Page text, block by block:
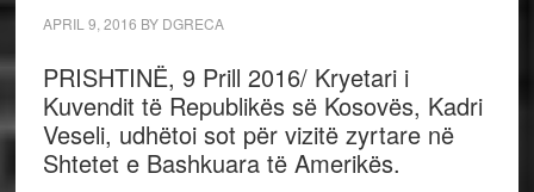
APRIL 9, 2016 BY DGRECA
PRISHTINË, 9 Prill 2016/ Kryetari i
Kuvendit të Republikës së Kosovës, Kadri
Veseli, udhëtoi sot për vizitë zyrtare në
Shtetet e Bashkuara të Amerikës.